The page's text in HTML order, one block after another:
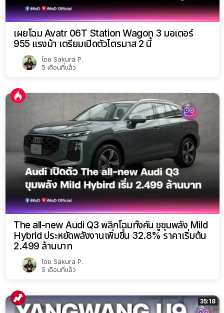
เผยโฉม Avatr 06T Station Wagon 3 มอเตอร์
955 แรงม้า เตรียมเปิดตัวไตรมาส 2 นี้
โดย Sakura P.
5 เดือนที่แล้ว
The all-new Audi Q3 พลิกโฉมทั้งคัน ชูขุมพลัง Mild
Hybrid ประหยัดพลังงานเพิ่มขึ้น 32.8% ราคาเริ่มต้น
2.499 ล้านบาท
โดย Sakura P.
5 เดือนที่แล้ว
35:18